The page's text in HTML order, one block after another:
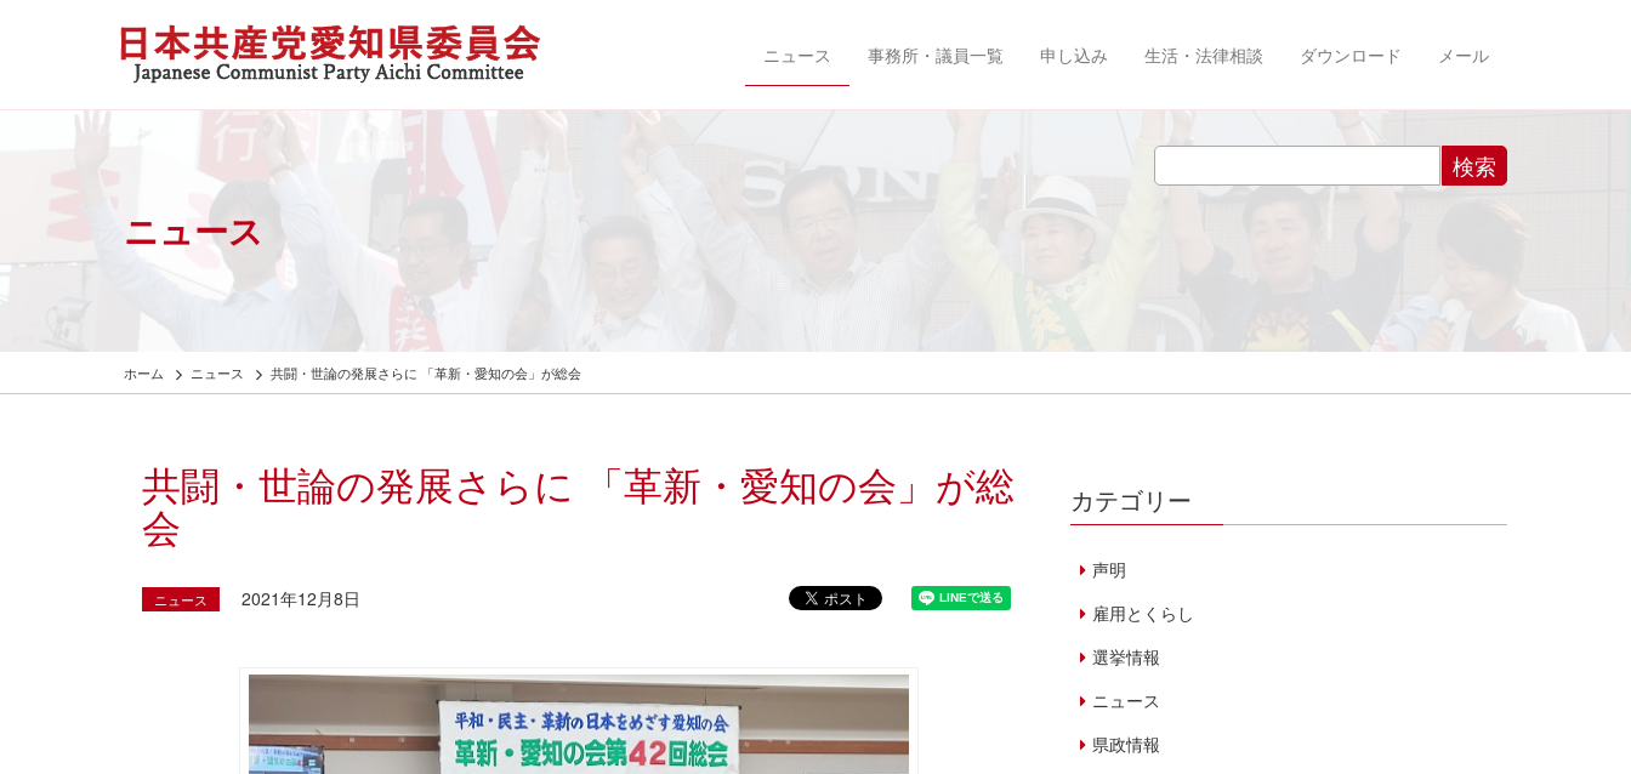
ニュース 事務所・議員一覧 申し込み 生活・法律相談 ダウンロード メール
ニュース
ホーム ニュース 共闘・世論の発展さらに 「革新・愛知の会」が総会
共闘・世論の発展さらに 「革新・愛知の会」が総
会
ニュース 2021年12月8日
カテゴリー
声明
雇用とくらし
選挙情報
ニュース
県政情報